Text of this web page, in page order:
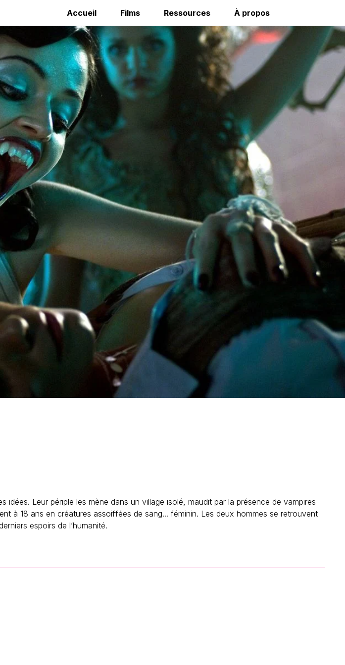
Accueil Films Ressources À propos
Leur périple les mène dans un village isolé, maudit par la présence de vampires
à 18 ans en créatures assoiffées de sang... féminin. Les deux hommes se retrouvent
espoirs de l’humanité.